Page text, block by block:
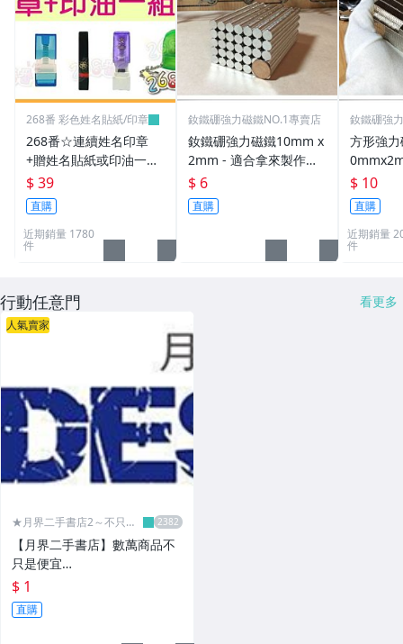
268番 彩色姓名貼紙/印章
268番☆連續姓名印章
+贈姓名貼紙或印油一組
39元(連續章.職章.免蓋
章.卡通章.會計章.印章
筆.姓名章.)
$ 39
直購
近期銷量 1780
件
釹鐵硼強力磁鐵NO.1專賣店
釹鐵硼強力磁鐵10mm x
2mm - 適合拿來製作創
意手鍊或項鍊!
$ 6
直購
釹鐵硼強
方形強
物超實用!
$ 10
直購
近期銷量
件
行動任意門 看更多
人氣賣家
★月界二手書店2～不只是
【月界二手書店】數萬商品不
只是便宜…
$ 1
直購